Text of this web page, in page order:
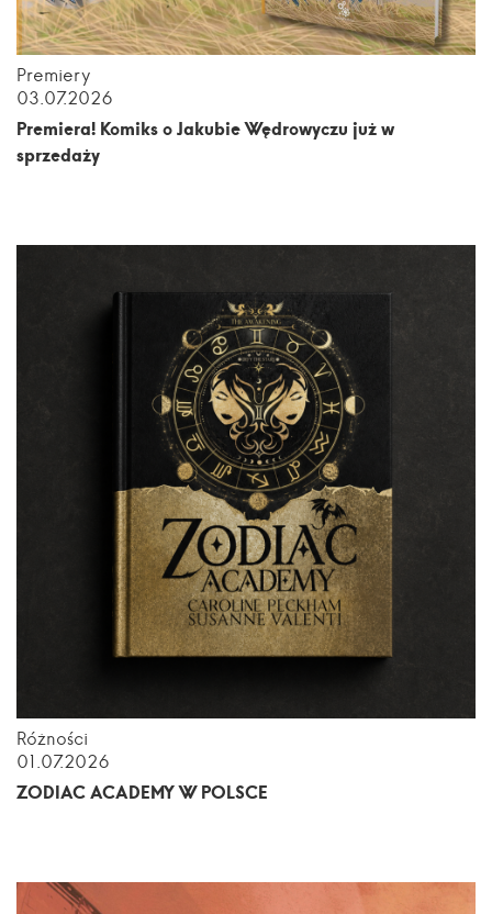
Premiery
03.07.2026
Premiera! Komiks o Jakubie Wędrowyczu już w
sprzedaży
Różności
01.07.2026
ZODIAC ACADEMY W POLSCE